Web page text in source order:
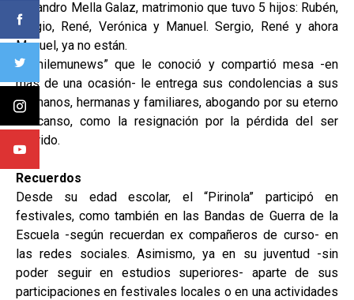
Alejandro Mella Galaz, matrimonio que tuvo 5 hijos: Rubén,
Sergio, René, Verónica y Manuel.Sergio, René y ahora
Manuel, ya no están.
”pichilemunews” que le conoció y compartió mesa -en
más de una ocasión- le entrega sus condolencias a sus
hermanos, hermanas y familiares, abogando por su eterno
descanso, como la resignación por la pérdida del ser
querido.
Recuerdos
Desde su edad escolar, el “Pirinola” participó en
festivales, como también en las Bandas de Guerra de la
Escuela -según recuerdan ex compañeros de curso- en
las redes sociales. Asimismo, ya en su juventud -sin
poder seguir en estudios superiores- aparte de sus
participaciones en festivales locales o en una actividades